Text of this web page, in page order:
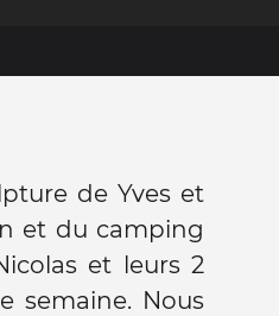
de Yves et
et du camping
et leurs 2
semaine. Nous